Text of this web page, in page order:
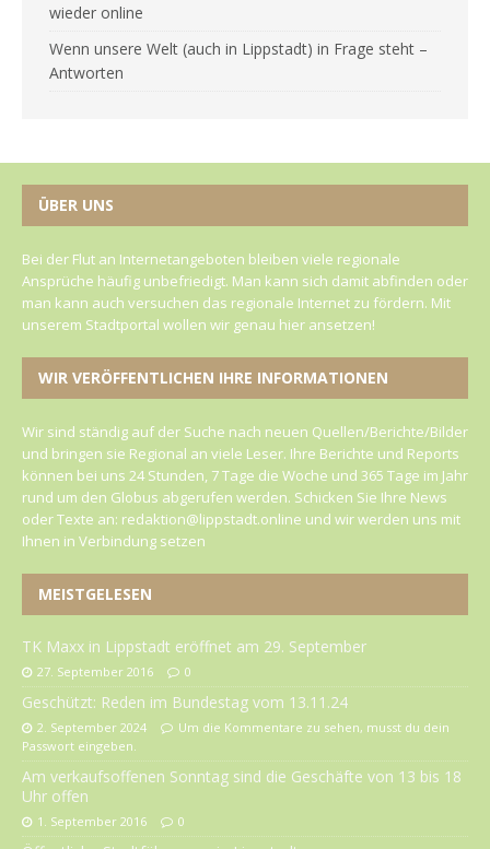
wieder online
Wenn unsere Welt (auch in Lippstadt) in Frage steht –
Antworten
ÜBER UNS
Bei der Flut an Internetangeboten bleiben viele regionale
Ansprüche häufig unbefriedigt. Man kann sich damit abfinden oder
man kann auch versuchen das regionale Internet zu fördern. Mit
unserem Stadtportal wollen wir genau hier ansetzen!
WIR VERÖFFENTLICHEN IHRE INFORMATIONEN
Wir sind ständig auf der Suche nach neuen Quellen/Berichte/Bilder
und bringen sie Regional an viele Leser. Ihre Berichte und Reports
können bei uns 24 Stunden, 7 Tage die Woche und 365 Tage im Jahr
rund um den Globus abgerufen werden. Schicken Sie Ihre News
oder Texte an: redaktion@lippstadt.online und wir werden uns mit
Ihnen in Verbindung setzen
MEISTGELESEN
TK Maxx in Lippstadt eröffnet am 29. September
27. September 2016 0
Geschützt: Reden im Bundestag vom 13.11.24
2. September 2024
Um die Kommentare zu sehen, musst du dein
Passwort eingeben.
Am verkaufsoffenen Sonntag sind die Geschäfte von 13 bis 18
Uhr offen
1. September 2016 0